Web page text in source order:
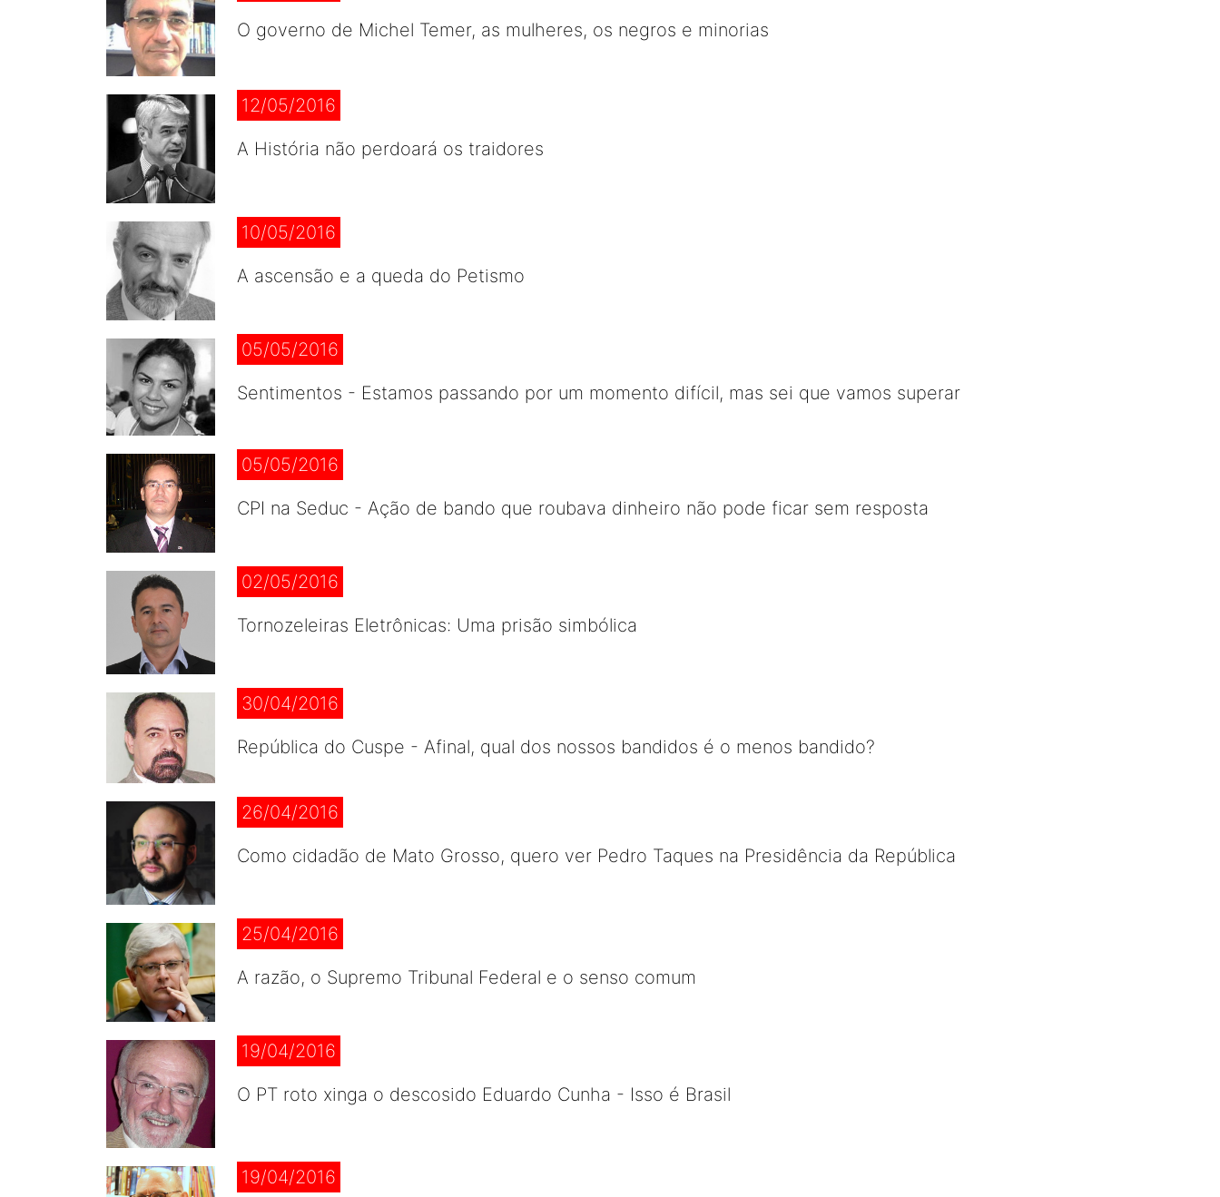
O governo de Michel Temer, as mulheres, os negros e minorias
12/05/2016
A História não perdoará os traidores
10/05/2016
A ascensão e a queda do Petismo
05/05/2016
Sentimentos - Estamos passando por um momento difícil, mas sei que vamos superar
05/05/2016
CPI na Seduc - Ação de bando que roubava dinheiro não pode ficar sem resposta
02/05/2016
Tornozeleiras Eletrônicas: Uma prisão simbólica
30/04/2016
República do Cuspe - Afinal, qual dos nossos bandidos é o menos bandido?
26/04/2016
Como cidadão de Mato Grosso, quero ver Pedro Taques na Presidência da República
25/04/2016
A razão, o Supremo Tribunal Federal e o senso comum
19/04/2016
O PT roto xinga o descosido Eduardo Cunha - Isso é Brasil
19/04/2016